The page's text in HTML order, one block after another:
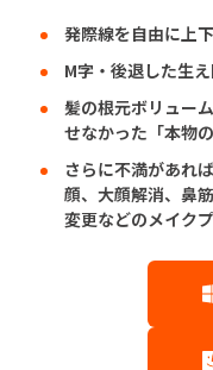
発際線を自由に上
M字・後退した生
髪の根元ボリュー
せなかった「本物
さらに不満があれ
顔、大顔解消、鼻
変更などのメイク